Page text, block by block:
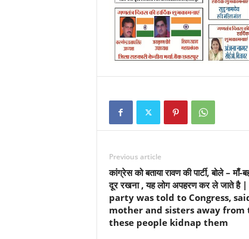
Previous article
कांग्रेस को बताया रावण की पार्टी, बोले – माँ-
दूर रखना , यह लोग अपहरण कर ले जाते है
party was told to Congress,
mother and sisters away from
these people kidnap them